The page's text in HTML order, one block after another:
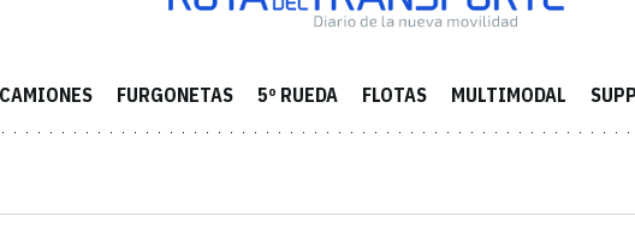
CAMIONES FURGONETAS 5º RUEDA FLOTAS MULTIMODAL